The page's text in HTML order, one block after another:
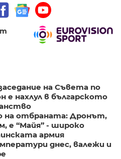
на Съвета по
е нахлул в българското
отбраната: Дронът,
е “Майя” - широко
армия
днес, валежи и